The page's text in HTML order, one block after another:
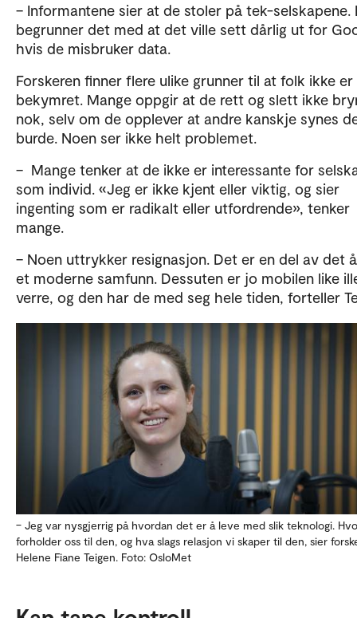
– Informantene sier at de stoler på tek-selskapene.
begrunner det med at det ville sett dårlig ut for
hvis de misbruker data.
Forskeren finner flere ulike grunner til at folk ikke
bekymret. Mange oppgir at de rett og slett ikke
nok, selv om de opplever at andre kanskje synes
burde. Noen ser ikke helt problemet.
– Mange tenker at de ikke er interessante for
som individ. «Jeg er ikke kjent eller viktig, og sier
ingenting som er radikalt eller utfordrende», tenker
mange.
– Noen uttrykker resignasjon. Det er en del av det
et moderne samfunn. Dessuten er jo mobilen like
verre, og den har de med seg hele tiden, forteller
– Jeg var nysgjerrig på hvordan det er å leve med slik teknologi.
forholder oss til den, og hva slags relasjon vi skaper til den, sier
Helene Fiane Teigen. Foto: OsloMet